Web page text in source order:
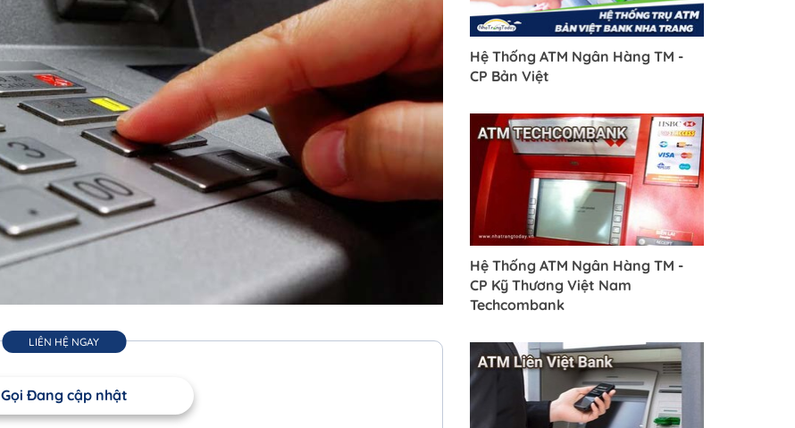
LIÊN HỆ NGAY
Gọi Đang cập nhật
Hệ Thống ATM Ngân Hàng TM -
CP Bản Việt
Hệ Thống ATM Ngân Hàng TM -
CP Kỹ Thương Việt Nam
Techcombank